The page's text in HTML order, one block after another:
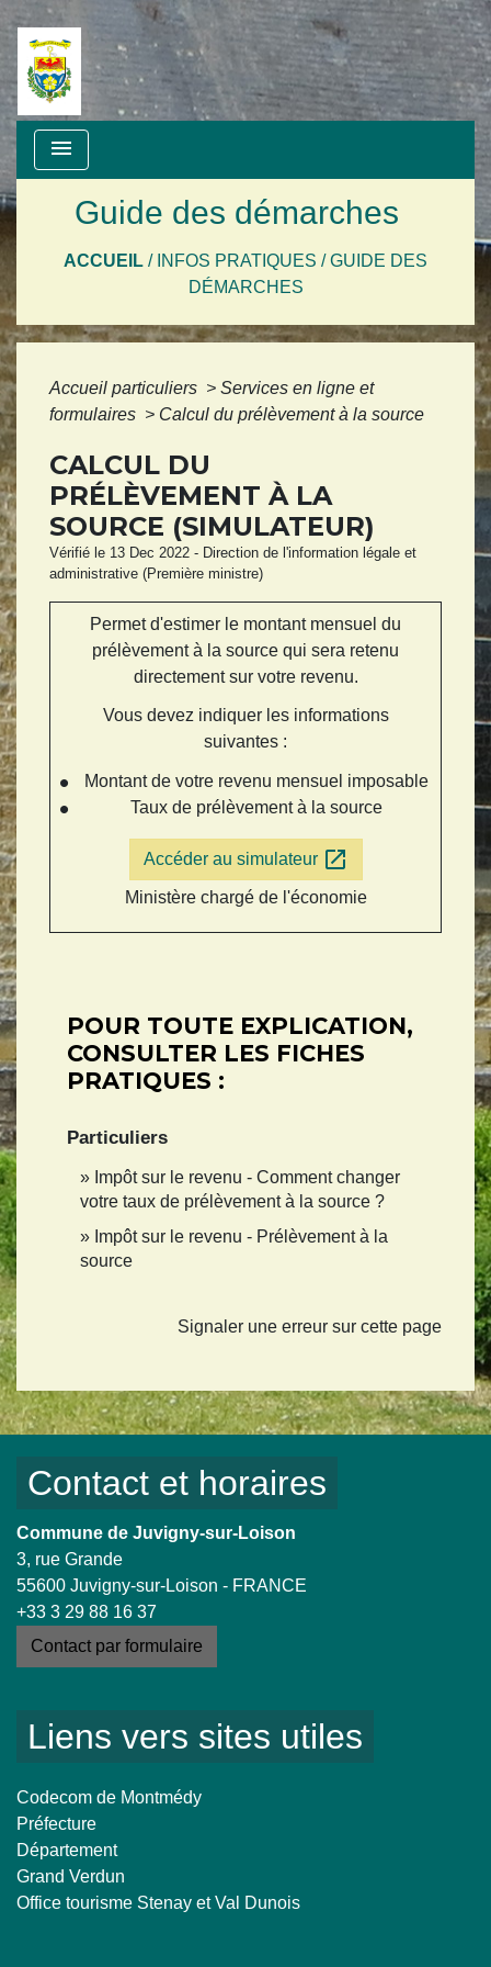
menu
Guide des démarches
ACCUEIL / INFOS PRATIQUES /GUIDE DES
DÉMARCHES
Accueil particuliers > Services en ligne et
formulaires > Calcul du prélèvement à la source
CALCUL DU
PRÉLÈVEMENT À LA
SOURCE (SIMULATEUR)
Vérifié le 13 Dec 2022 - Direction de l'information légale et
administrative (Première ministre)
Permet d'estimer le montant mensuel du
prélèvement à la source qui sera retenu
directement sur votre revenu.
Vous devez indiquer les informations
suivantes :
Montant de votre revenu mensuel imposable
Taux de prélèvement à la source
Accéder au simulateur open_in_new
Ministère chargé de l'économie
POUR TOUTE EXPLICATION,
CONSULTER LES FICHES
PRATIQUES :
Particuliers
Impôt sur le revenu - Comment changer
votre taux de prélèvement à la source ?
Impôt sur le revenu - Prélèvement à la
source
Signaler une erreur sur cette page
Contact et horaires
Commune de Juvigny-sur-Loison
3, rue Grande
55600 Juvigny-sur-Loison - FRANCE
+33 3 29 88 16 37
Contact par formulaire
Liens vers sites utiles
Codecom de Montmédy
Préfecture
Département
Grand Verdun
Office tourisme Stenay et Val Dunois